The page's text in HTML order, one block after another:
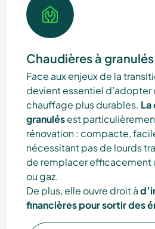
Chaudières à
Face aux enjeux de la
devient essentiel d’adopter
chauffage plus durables. La
granulésest
rénovation : compacte,
nécessitant pas de lourds
de remplacer efficacement
ou gaz.
De plus, elle ouvre droit à
financières pour sortir des